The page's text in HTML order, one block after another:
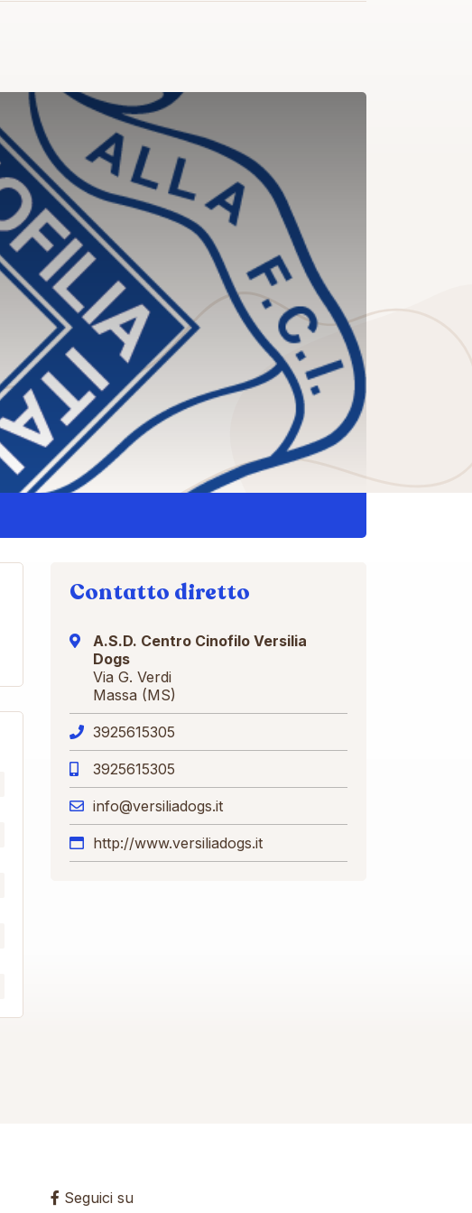
Contatto diretto
A.S.D. Centro Cinofilo Versilia
Dogs
Via G. Verdi
Massa (MS)
3925615305
3925615305
info@versiliadogs.it
http://www.versiliadogs.it
Seguici su